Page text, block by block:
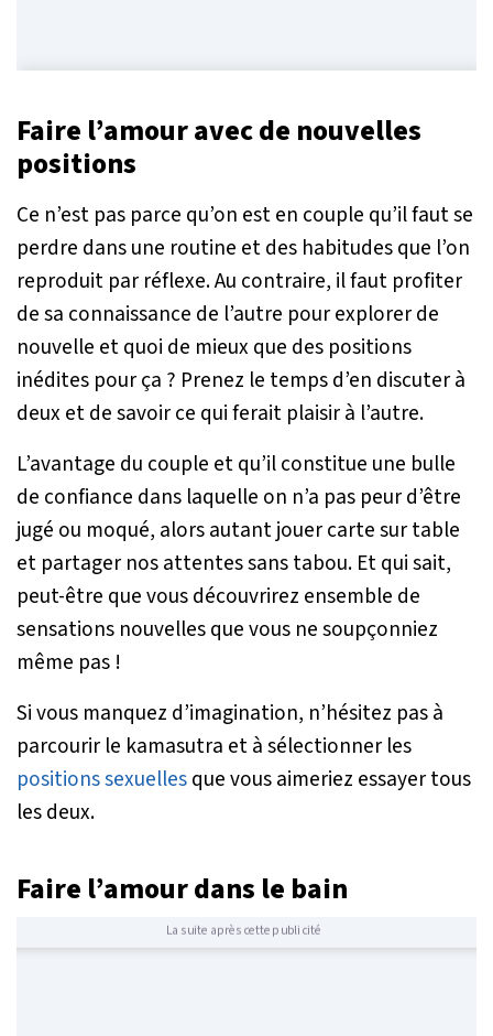
Faire l’amour avec de nouvelles
positions
Ce n’est pas parce qu’on est en couple qu’il faut se
perdre dans une routine et des habitudes que l’on
reproduit par réflexe. Au contraire, il faut profiter
de sa connaissance de l’autre pour explorer de
nouvelle et quoi de mieux que des positions
inédites pour ça ? Prenez le temps d’en discuter à
deux et de savoir ce qui ferait plaisir à l’autre.
L’avantage du couple et qu’il constitue une bulle
de confiance dans laquelle on n’a pas peur d’être
jugé ou moqué, alors autant jouer carte sur table
et partager nos attentes sans tabou. Et qui sait,
peut-être que vous découvrirez ensemble de
sensations nouvelles que vous ne soupçonniez
même pas !
Si vous manquez d’imagination, n’hésitez pas à
parcourir le kamasutra et à sélectionner les
positions sexuellesque vous aimeriez essayer tous
les deux.
Faire l’amour dans le bain
La suite après cette publicité